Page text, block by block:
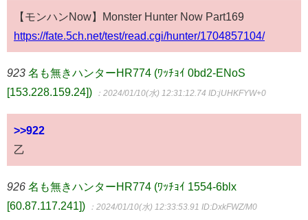
【モンハンNow】Monster Hunter Now Part169
https://fate.5ch.net/test/read.cgi/hunter/1704857104/
923 名も無きハンターHR774 (ﾜｯﾁｮｲ 0bd2-ENoS
[153.228.159.24])
：2024/01/10(水) 12:31:12.74 ID:jUHKFYW+0
>>922
乙
926 名も無きハンターHR774 (ﾜｯﾁｮｲ 1554-6blx
[60.87.117.241])
：2024/01/10(水) 12:33:53.91 ID:DxkFWZ/M0